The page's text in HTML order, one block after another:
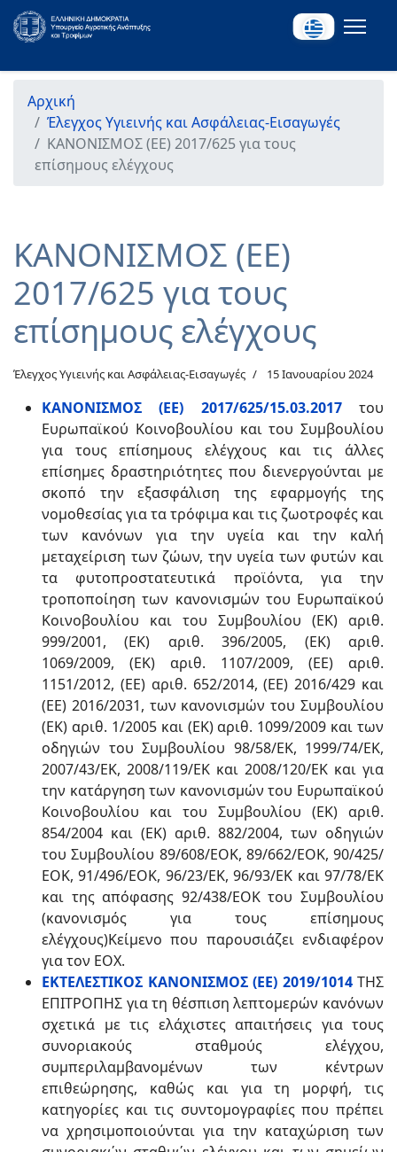
Αρχική
Έλεγχος Υγιεινής και Ασφάλειας-Εισαγωγές
ΚΑΝΟΝΙΣΜΟΣ (EE) 2017/625 για τους
επίσημους ελέγχους
ΚΑΝΟΝΙΣΜΟΣ (EE)
2017/625 για τους
επίσημους ελέγχους
Έλεγχος Υγιεινής και Ασφάλειας-Εισαγωγές 15 Ιανουαρίου 2024
ΚΑΝΟΝΙΣΜΟΣ (EE) 2017/625/15.03.2017του
Ευρωπαϊκού Κοινοβουλίου και του Συμβουλίου
για τους επίσημους ελέγχους και τις άλλες
επίσημες δραστηριότητες που διενεργούνται με
σκοπό την εξασφάλιση της εφαρμογής της
νομοθεσίας για τα τρόφιμα και τις ζωοτροφές και
των κανόνων για την υγεία και την καλή
μεταχείριση των ζώων, την υγεία των φυτών και
τα φυτοπροστατευτικά προϊόντα, για την
τροποποίηση των κανονισμών του Ευρωπαϊκού
Κοινοβουλίου και του Συμβουλίου (ΕΚ) αριθ.
999/2001, (ΕΚ) αριθ. 396/2005, (ΕΚ) αριθ.
1069/2009, (ΕΚ) αριθ. 1107/2009, (ΕΕ) αριθ.
1151/2012, (EE) αριθ. 652/2014, (ΕΕ) 2016/429 και
(ΕΕ) 2016/2031, των κανονισμών του Συμβουλίου
(ΕΚ) αριθ. 1/2005 και (ΕΚ) αριθ. 1099/2009 και των
οδηγιών του Συμβουλίου 98/58/ΕΚ, 1999/74/ΕΚ,
2007/43/ΕΚ, 2008/119/ΕΚ και 2008/120/ΕΚ και για
την κατάργηση των κανονισμών του Ευρωπαϊκού
Κοινοβουλίου και του Συμβουλίου (ΕΚ) αριθ.
854/2004 και (ΕΚ) αριθ. 882/2004, των οδηγιών
του Συμβουλίου 89/608/ΕΟΚ, 89/662/ΕΟΚ, 90/425/
ΕΟΚ, 91/496/ΕΟΚ, 96/23/ΕΚ, 96/93/ΕΚ και 97/78/ΕΚ
και της απόφασης 92/438/ΕΟΚ του Συμβουλίου
(κανονισμός για τους επίσημους
ελέγχους)Κείμενο που παρουσιάζει ενδιαφέρον
για τον ΕΟΧ.
ΕΚΤΕΛΕΣΤΙΚΟΣ ΚΑΝΟΝΙΣΜΟΣ (ΕΕ) 2019/1014ΤΗΣ
ΕΠΙΤΡΟΠΗΣ για τη θέσπιση λεπτομερών κανόνων
σχετικά με τις ελάχιστες απαιτήσεις για τους
συνοριακούς σταθμούς ελέγχου,
συμπεριλαμβανομένων των κέντρων
επιθεώρησης, καθώς και για τη μορφή, τις
κατηγορίες και τις συντομογραφίες που πρέπει
να χρησιμοποιούνται για την καταχώριση των